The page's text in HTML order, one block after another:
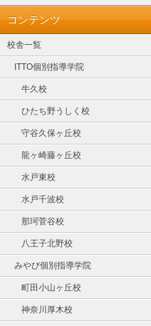
コンテンツ
校舎一覧
ITTO個別指導学院
牛久校
ひたち野うしく校
守谷久保ヶ丘校
龍ヶ崎藤ヶ丘校
水戸東校
水戸千波校
那珂菅谷校
八王子北野校
みやび個別指導学院
町田小山ヶ丘校
神奈川厚木校